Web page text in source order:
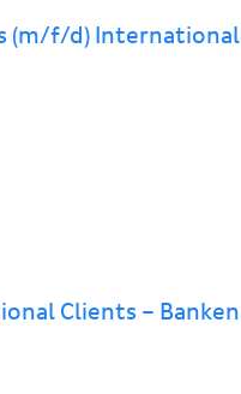
(m/f/d) International
Clients – Banken